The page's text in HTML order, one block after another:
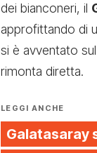
dei bianconeri, il
approfittando di
si è avventato
rimonta diretta.
LEGGI ANCHE
Galatasaray